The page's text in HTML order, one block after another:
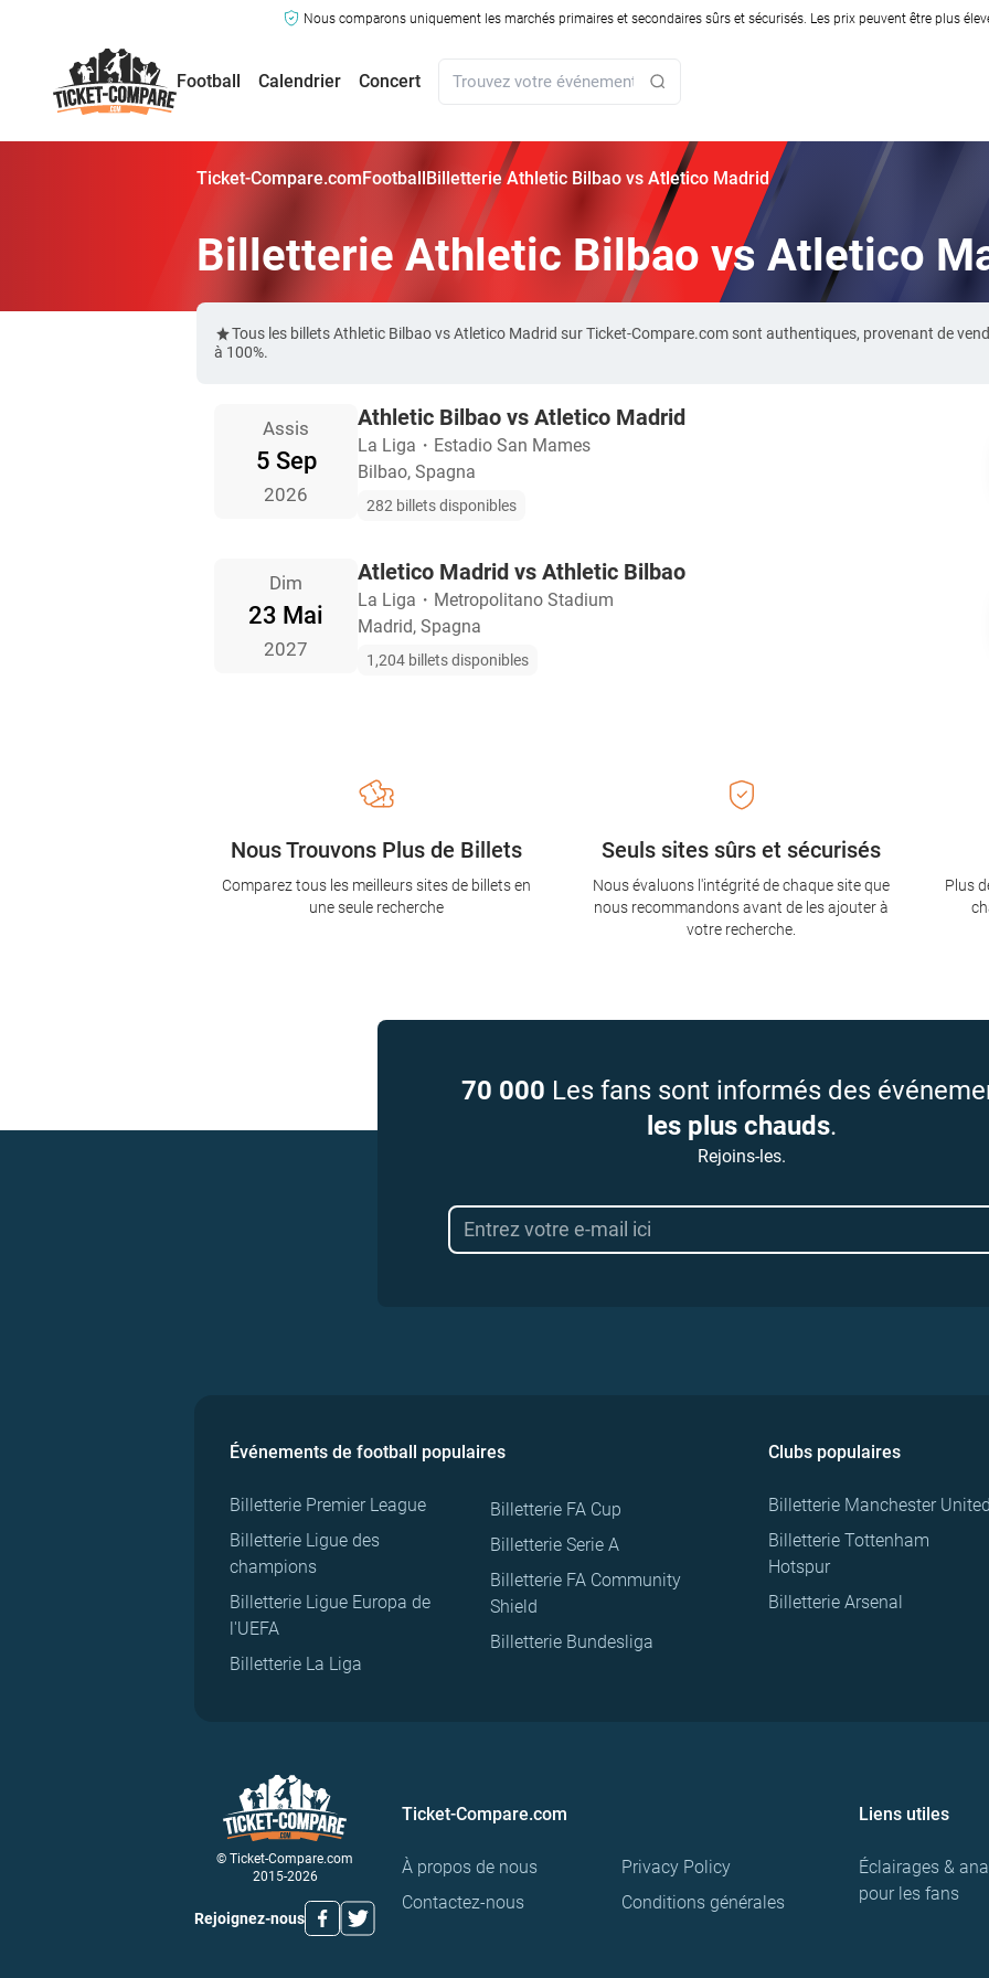
Nous comparons uniquement les marchés primaires et secondaires sûrs et sécurisés. Les prix peuvent être plus
Football Calendrier Concert
Ticket-Compare.comFootballBilletterie Athletic Bilbao vs Atletico Madrid
Billetterie Athletic Bilbao vs Atletico
Tous les billets Athletic Bilbao vs Atletico Madrid sur Ticket-Compare.com sont authentiques, provenant de
à 100%.
Assis
5 Sep
2026
Athletic Bilbao vs Atletico Madrid
La Liga ・ Estadio San Mames
Bilbao, Spagna
282 billets disponibles
Dim
23 Mai
2027
Atletico Madrid vs Athletic Bilbao
La Liga ・ Metropolitano Stadium
Madrid, Spagna
1,204 billets disponibles
Seuls sites sûrs et sécurisés
Nous évaluons l'intégrité de chaque site que
nous recommandons avant de les ajouter à
votre recherche.
Nous Trouvons Plus de Billets
Comparez tous les meilleurs sites de billets en
une seule recherche
Plus
70 000 Les fans sont informés des
les plus chauds.
Rejoins-les.
Événements de football populaires
Billetterie Premier League
Billetterie Ligue des
champions
Billetterie Ligue Europa de
l'UEFA
Billetterie La Liga
Billetterie FA Cup
Billetterie Serie A
Billetterie FA Community
Shield
Billetterie Bundesliga
Clubs populaires
Billetterie Manchester
Billetterie Tottenham
Hotspur
Billetterie Arsenal
© Ticket-Compare.com
2015-2026
Rejoignez-nous
Ticket-Compare.com
À propos de nous
Contactez-nous
Privacy Policy
Conditions générales
Liens utiles
Éclairages &
pour les fans